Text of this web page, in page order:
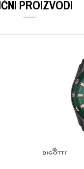
PROIZVODI